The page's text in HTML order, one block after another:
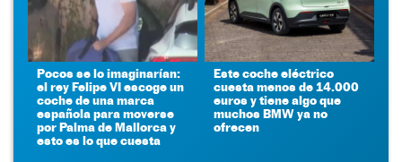
Pocos se lo imaginarían:
el rey Felipe VI escoge un
coche de una marca
española para moverse
por Palma de Mallorca y
esto es lo que cuesta
Este coche eléctrico
cuesta menos de 14.000
euros y tiene algo que
muchos BMW ya no
ofrecen